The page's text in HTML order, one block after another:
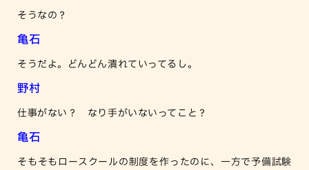
そうなの？
亀石
そうだよ。どんどん潰れていってるし。
野村
仕事がない？ なり手がいないってこと？
亀石
そもそもロースクールの制度を作ったのに、一方で予備試験